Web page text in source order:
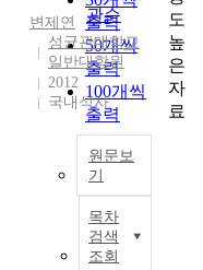
관순
출력
50개씩
출력
100개씩
출력
변제연
성균관대학교
일반대학원
2012
국내석사
원문보
기
목차
검색
조회
도
높
은
자
료